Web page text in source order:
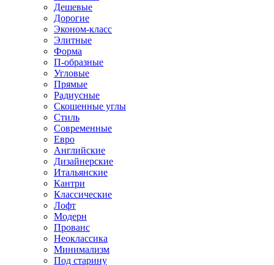
Дешевые
Дорогие
Эконом-класс
Элитные
Форма
П-образные
Угловые
Прямые
Радиусные
Скошенные углы
Стиль
Современные
Евро
Английские
Дизайнерские
Итальянские
Кантри
Классические
Лофт
Модерн
Прованс
Неоклассика
Минимализм
Под старину